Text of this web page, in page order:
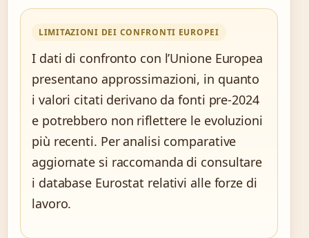
LIMITAZIONI DEI CONFRONTI EUROPEI
I dati di confronto con l’Unione Europea
presentano approssimazioni, in quanto
i valori citati derivano da fonti pre-2024
e potrebbero non riflettere le evoluzioni
più recenti. Per analisi comparative
aggiornate si raccomanda di consultare
i database Eurostat relativi alle forze di
lavoro.